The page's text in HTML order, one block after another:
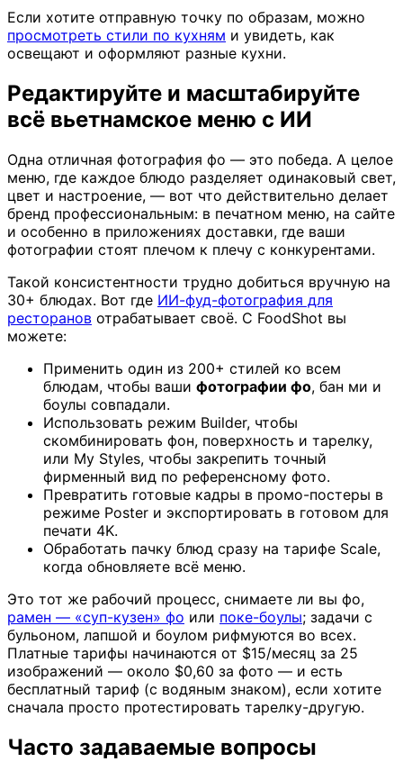
Если хотите отправную точку по образам, можно
просмотреть стили по кухням и увидеть, как
освещают и оформляют разные кухни.
Редактируйте и масштабируйте
всё вьетнамское меню с ИИ
Одна отличная фотография фо — это победа. А целое
меню, где каждое блюдо разделяет одинаковый свет,
цвет и настроение, — вот что действительно делает
бренд профессиональным: в печатном меню, на сайте
и особенно в приложениях доставки, где ваши
фотографии стоят плечом к плечу с конкурентами.
Такой консистентности трудно добиться вручную на
30+ блюдах. Вот где ИИ-фуд-фотография для
ресторанов отрабатывает своё. С FoodShot вы
можете:
Применить один из 200+ стилей ко всем
блюдам, чтобы ваши фотографии фо, бан ми и
боулы совпадали.
Использовать режим Builder, чтобы
скомбинировать фон, поверхность и тарелку,
или My Styles, чтобы закрепить точный
фирменный вид по референсному фото.
Превратить готовые кадры в промо-постеры в
режиме Poster и экспортировать в готовом для
печати 4K.
Обработать пачку блюд сразу на тарифе Scale,
когда обновляете всё меню.
Это тот же рабочий процесс, снимаете ли вы фо,
рамен — «суп-кузен» фо или поке-боулы; задачи с
бульоном, лапшой и боулом рифмуются во всех.
Платные тарифы начинаются от $15/месяц за 25
изображений — около $0,60 за фото — и есть
бесплатный тариф (с водяным знаком), если хотите
сначала просто протестировать тарелку-другую.
Часто задаваемые вопросы